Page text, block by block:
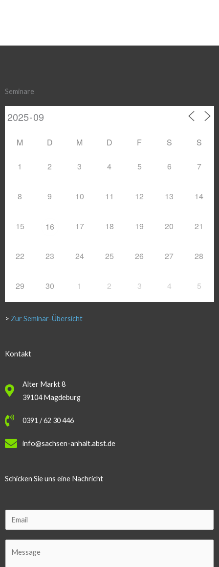
Seminare
M D M D F S S
1 2 3 4 5 6 7
8 9 10 11 12 13 14
15 16 17 18 19 20 21
22 23 24 25 26 27 28
29 30 1 2 3 4 5
> Zur Seminar-Übersicht
Kontakt
Alter Markt 8
39104 Magdeburg
0391 / 62 30 446
info@sachsen-anhalt.abst.de
Schicken Sie uns eine Nachricht
m
a